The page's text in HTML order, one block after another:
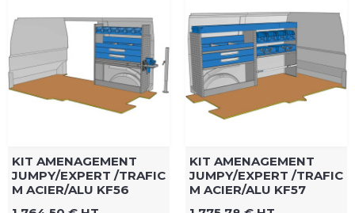
KIT AMENAGEMENT
JUMPY/EXPERT /TRAFIC
M ACIER/ALU KF56
KIT AMENAGEMENT
JUMPY/EXPERT /TRAFIC
M ACIER/ALU KF57